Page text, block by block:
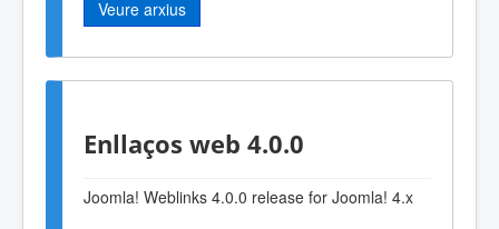
Veure arxius
Enllaços web 4.0.0
Joomla! Weblinks 4.0.0 release for Joomla! 4.x